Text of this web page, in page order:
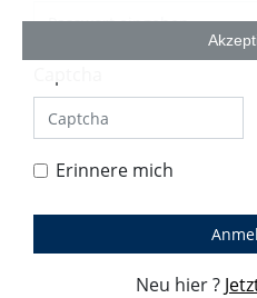
Erinnere mich
Neu hier ?